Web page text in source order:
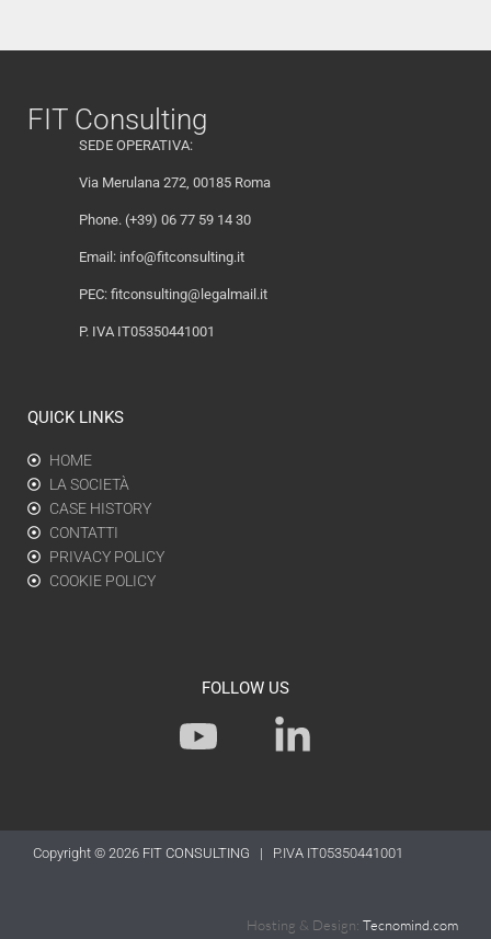
FIT Consulting
SEDE OPERATIVA:
Via Merulana 272, 00185 Roma
Phone. (+39) 06 77 59 14 30
Email: info@fitconsulting.it
PEC: fitconsulting@legalmail.it
P. IVA IT05350441001
QUICK LINKS
HOME
LA SOCIETÀ
CASE HISTORY
CONTATTI
PRIVACY POLICY
COOKIE POLICY
FOLLOW US
Y
o
t
u
L
i
k
e
d
Copyright © 2026 FIT CONSULTING | P.IVA IT05350441001
Hosting & Design: Tecnomind.com